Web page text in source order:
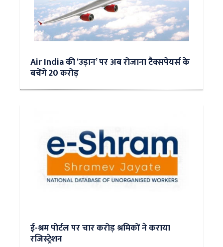
Air India की ‘उड़ान’ पर अब रोजाना टैक्सपेयर्स के
बचेंगे 20 करोड़
ई-श्रम पोर्टल पर चार करोड़ श्रमिकों ने कराया
रजिस्ट्रेशन